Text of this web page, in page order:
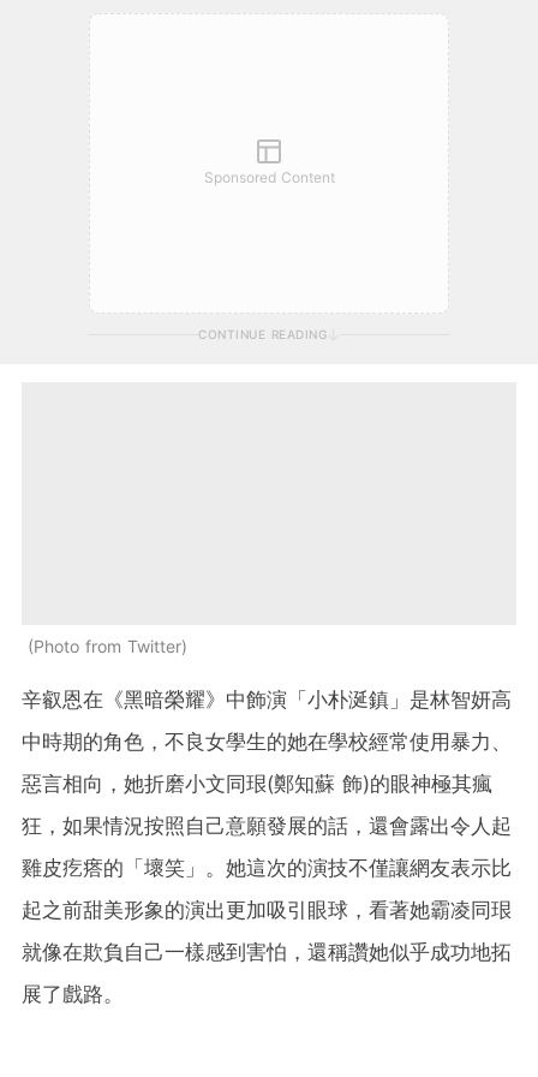
Sponsored Content
CONTINUE READING
Photo from Twitter
辛叡恩在《黑暗榮耀》中飾演「小朴涎鎮」是林智妍高
中時期的角色，不良女學生的她在學校經常使用暴力、
惡言相向，她折磨小文同珢(鄭知蘇 飾)的眼神極其瘋
狂，如果情況按照自己意願發展的話，還會露出令人起
雞皮疙瘩的「壞笑」。她這次的演技不僅讓網友表示比
起之前甜美形象的演出更加吸引眼球，看著她霸凌同珢
就像在欺負自己一樣感到害怕，還稱讚她似乎成功地拓
展了戲路。